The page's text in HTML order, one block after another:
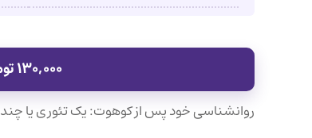
۱۳۰,۰۰۰ تومان – دانلود فایل پی‌دی‌اف این مقاله
روانشناسی خود پس از کوهوت: یک تئوری یا